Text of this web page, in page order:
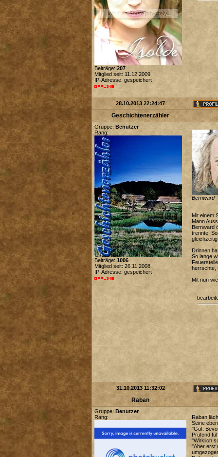
Beiträge: 207
Mitglied seit: 11.12.2009
IP-Adresse: gespeichert
28.10.2013 22:24:47
Geschichtenerzähler
Gruppe: Benutzer
Rang:
Beiträge: 1006
Mitglied seit: 26.11.2008
IP-Adresse: gespeichert
Bernward
Mit einem
Mann
Bernward
trennte.
Drinnen
So lange
herrschte,
Mit nun
31.10.2013 11:32:02
Raban
Gruppe: Benutzer
Rang:
Raban
Seine
"Gut.
Prüfend
"Wirklich
"Aber erst